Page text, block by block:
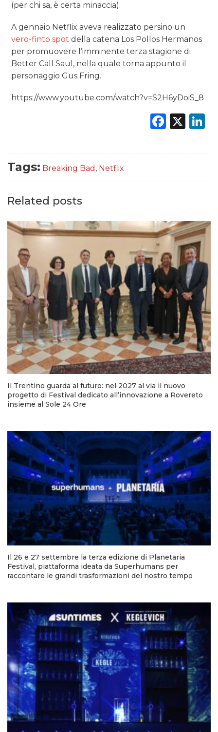
(per chi sa, è certa minaccia).
A gennaio Netflix aveva realizzato persino un
vero-finto spot della catena Los Pollos Hermanos
per promuovere l’imminente terza stagione di
Better Call Saul, nella quale torna appunto il
personaggio Gus Fring.
https://www.youtube.com/watch?v=S2H6yDoiS_8
X
Tags: Breaking Bad , Netflix
Related posts
Il Trentino guarda al futuro: nel 2027 al via il nuovo
progetto di Festival dedicato all’innovazione a Rovereto
insieme al Sole 24 Ore
Il 26 e 27 settembre la terza edizione di Planetaria
Festival, piattaforma ideata da Superhumans per
raccontare le grandi trasformazioni del nostro tempo